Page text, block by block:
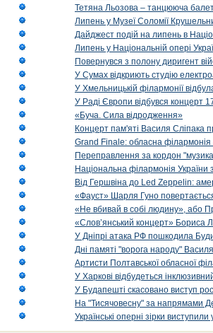
Тетяна Льозова – танцююча
Липень у Музеї Соломії
Дайджест подій на липень в
Липень у Національній опері
Повернувся з полону диригент
У Сумах відкриють студію
У Хмельницькій філармонії
У Раді Європи відбувся концерт
«Буча. Сила відродження»
Концерт пам'яті Василя Сліпака
Grand Finale: обласна філармонія
Переправлення за кордон
Національна філармонія
Від Гершвіна до Led Zeppelin:
«Фауст» Шарля Гуно
«Не вбивай в собі людину», або
«Слов’янський концерт» Бориса
У Дніпрі атака РФ пошкодила
Дні памяті "ворога народу"
Артисти Полтавської обласної
У Харкові відбудеться
У Будапешті скасовано виступ
На "Тисячовесну" за напрямами
Українські оперні зірки